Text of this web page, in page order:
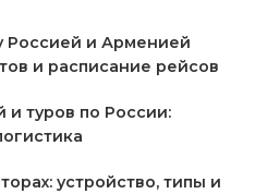
и Арменией
и расписание рейсов
и туров по России:
устройство, типы и